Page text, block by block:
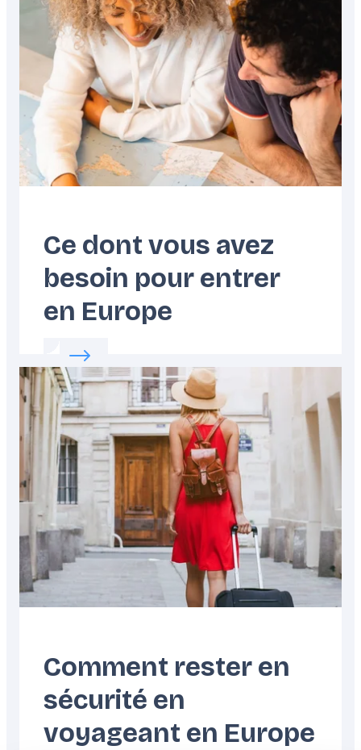
Ce dont vous avez
besoin pour entrer
en Europe
Read more about:
Featured
image
Comment rester en
sécurité en
voyageant en Europe